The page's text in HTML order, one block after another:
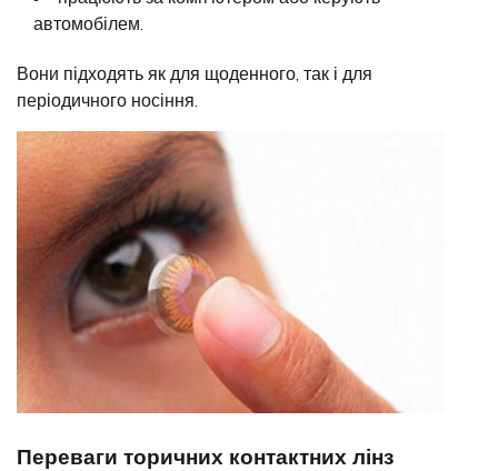
автомобілем.
Вони підходять як для щоденного, так і для
періодичного носіння.
Переваги торичних контактних лінз